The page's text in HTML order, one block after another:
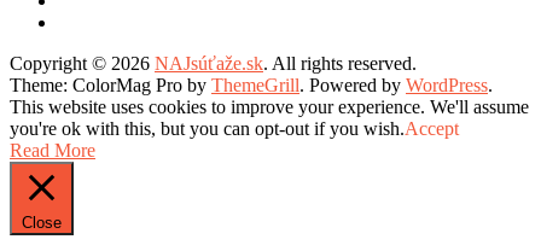
Copyright © 2026 NAJsúťaže.sk. All rights reserved.
Theme: ColorMag Pro by ThemeGrill. Powered by WordPress.
This website uses cookies to improve your experience. We'll assume
you're ok with this, but you can opt-out if you wish.Accept
Read More
Close